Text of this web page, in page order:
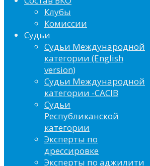
Клубы
Комиссии
Судьи
Судьи Международной
категории (English
version)
Судьи Международной
категории -CACIB
Судьи
Республиканской
категории
Эксперты по
дрессировке
Эксперты по аджилити